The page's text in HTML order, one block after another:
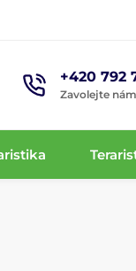
+420 792
Zavolejte nám